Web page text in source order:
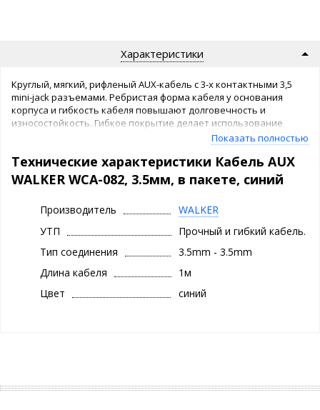
Характеристики
Круглый, мягкий, рифленый AUX-кабель с 3-х контактными 3,5
mini-jack разъемами. Ребристая форма кабеля у основания
корпуса и гибкость кабеля повышают долговечность и
износостойкость. Гибкое покрытие делает использование
кабеля комфортным в любой обстановке. Длина 1 метр.
Показать полностью
Технические характеристики Кабель AUX
WALKER WCA-082, 3.5мм, в пакете, синий
Производитель
WALKER
УТП
Прочный и гибкий кабель.
Тип соединения
3.5mm - 3.5mm
Длина кабеля
1м
Цвет
синий